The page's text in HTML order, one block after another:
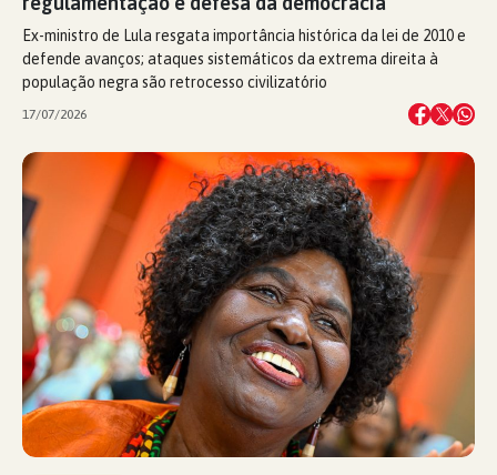
Ex-ministro de Lula resgata importância histórica da lei de 2010 e
defende avanços; ataques sistemáticos da extrema direita à
população negra são retrocesso civilizatório
17/07/2026